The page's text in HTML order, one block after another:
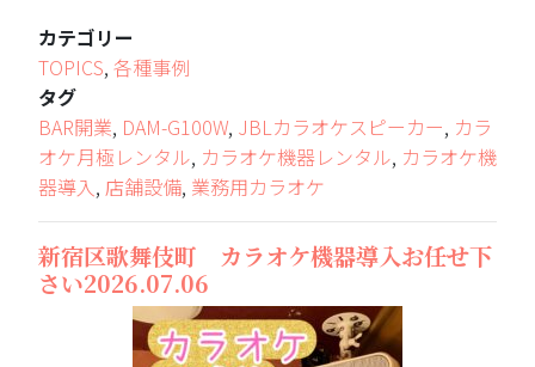
カテゴリー
TOPICS, 各種事例
タグ
BAR開業, DAM-G100W, JBLカラオケスピーカー, カラ
オケ月極レンタル, カラオケ機器レンタル, カラオケ機
器導入, 店舗設備, 業務用カラオケ
新宿区歌舞伎町 カラオケ機器導入お任せ下
さい2026.07.06